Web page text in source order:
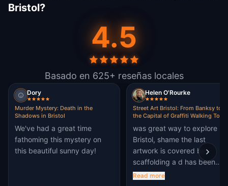
Bristol?
4.5
Basado en 625+ reseñas locales
Dory
Murder Mystery: Death in the
Shadows in Bristol
We've had a great time
fathoming this mystery on
this beautiful sunny day!
Helen O'Rourke
Street Art Bristol: From Banksy to
the Capital of Graffiti Walking Tour
was great way to explore
Bristol, shame the last
artwork is covered by
scaffolding a d has been
graffiti'd over
Read more